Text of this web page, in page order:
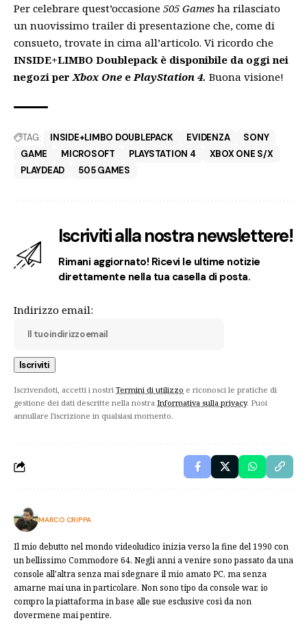
Per celebrare quest’occasione 505 Games ha rilasciato
un nuovissimo trailer di presentazione che, come di
consueto, trovate in cima all’articolo. Vi ricordo che
INSIDE+LIMBO Doublepack è disponibile da oggi nei
negozi perXbox One ePlayStation 4. Buona visione!
TAG: INSIDE+LIMBO DOUBLEPACK EVIDENZA
SONY
GAME
MICROSOFT PLAYSTATION 4
XBOX ONE S/X
PLAYDEAD
505 GAMES
Iscriviti alla nostra newslettere!
Rimani aggiornato! Ricevi le ultime notizie
direttamente nella tua casella di posta.
Indirizzo email:
Iscrivendoti, accetti i nostri Termini di utilizzo e riconosci le pratiche di
gestione dei dati descritte nella nostra Informativa sulla privacy. Puoi
annullare l'iscrizione in qualsiasi momento.
MARCO CRIPPA
Il mio debutto nel mondo videoludico inizia verso la fine del 1990 con
un bellissimo Commodore 64. Negli anni a venire sono passato da una
console all'altra senza mai sdegnare il mio amato PC, ma senza
amarne mai una in particolare. Non sono tipo da console war, io
compro la piattaforma in base alle sue esclusive così da non
dovermene mai pentire.